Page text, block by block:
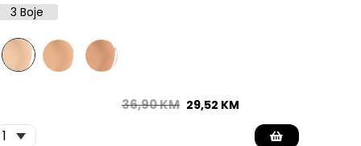
3 Boje
36,90KM 29,52 KM